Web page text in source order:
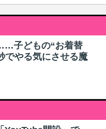
子どもの“お着替
でやる気にさせる魔